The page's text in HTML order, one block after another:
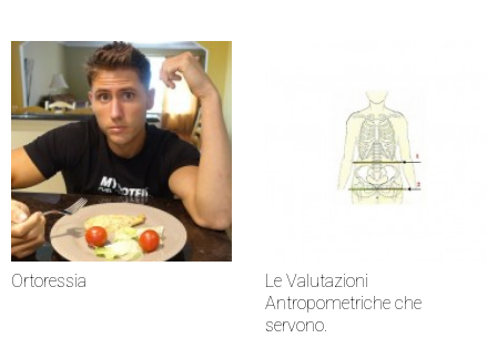
Ortoressia
Le Valutazioni
Antropometriche che
servono.